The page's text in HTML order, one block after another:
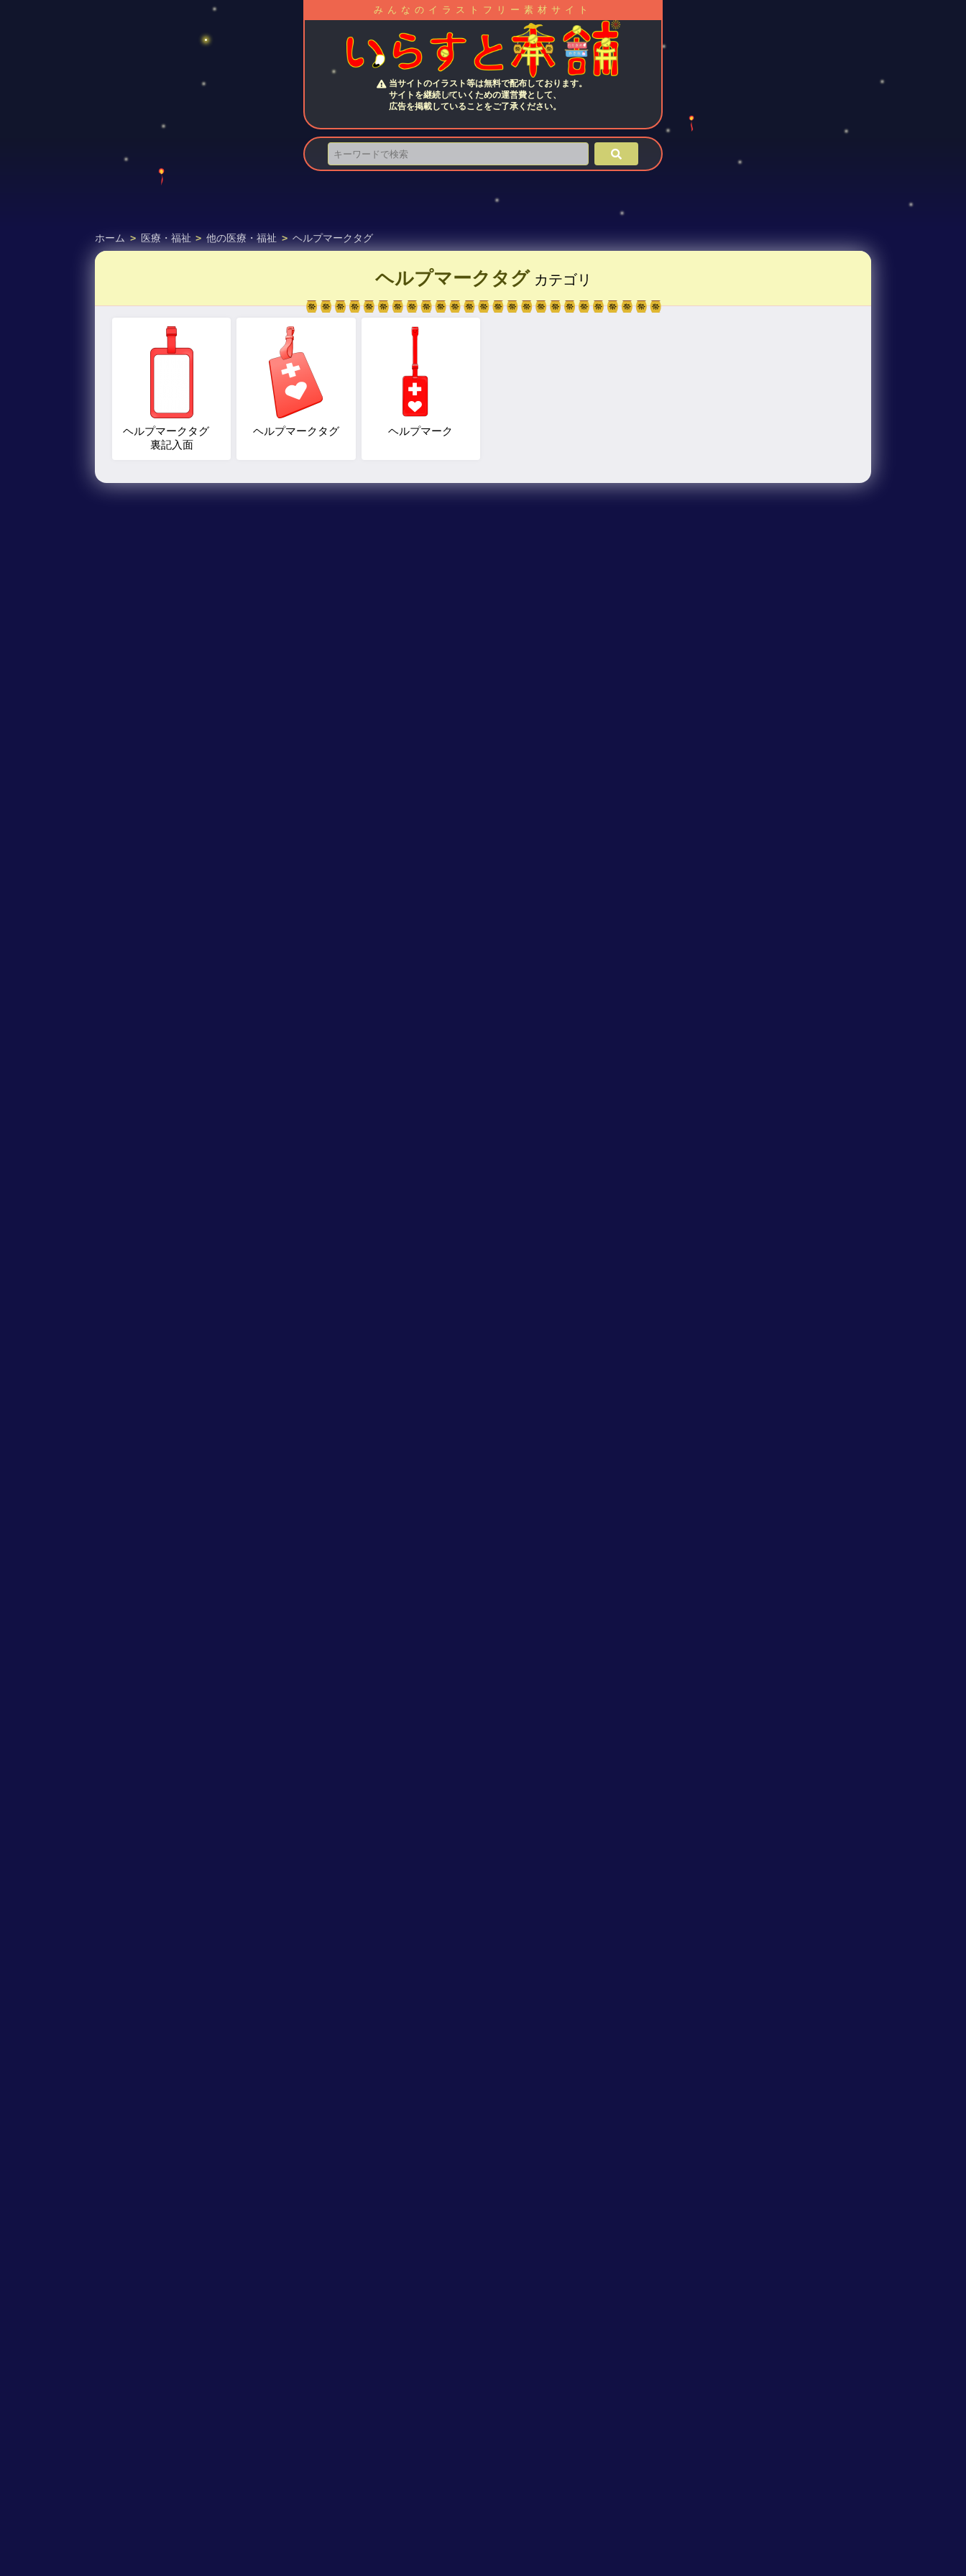
みんなのイラストフリー素材サイト
当サイトのイラスト等は無料で配布しております。
サイトを継続していくための運営費として、
広告を掲載していることをご了承ください。
ホーム > 医療・福祉 > 他の医療・福祉 > ヘルプマークタグ
ヘルプマークタグ カテゴリ
ヘルプマークタグ
裏記入面
ヘルプマークタグ ヘルプマーク